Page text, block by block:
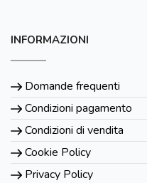
INFORMAZIONI
Domande frequenti
Condizioni pagamento
Condizioni di vendita
Cookie Policy
Privacy Policy